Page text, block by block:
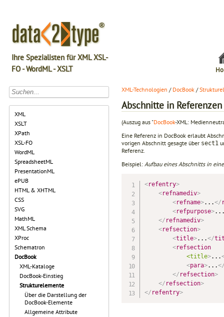
Ihre Spezialisten für XML XSL-
FO - WordML - XSLT
XML
XSLT
XPath
XSL-FO
WordML
SpreadsheetML
PresentationML
ePUB
HTML & XHTML
CSS
SVG
MathML
XML Schema
XProc
Schematron
DocBook
XML-Kataloge
DocBook-Einstieg
Strukturelemente
Über die Darstellung der
DocBook-Elemente
Allgemeine Attribute
XML-Technologien / DocBook /
Abschnitte in Referenzen
(Auszug aus "DocBook-XML:
Eine Referenz in DocBook erlaubt
vorigen Abschnitt gesagte über sect1
Referenz.
Beispiel: Aufbau eines Abschnitts in
<refentry>
<refnamediv>
<refname>...</
<refpurpose>
</ refnamediv>
<refsection>
<title>...</
<refsection
<title>...
<para>...
</ refsection>
</ refsection>
</ refentry>